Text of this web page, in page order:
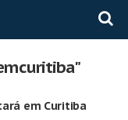
em Curitiba